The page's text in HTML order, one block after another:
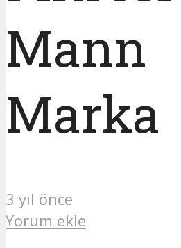
Mann
Marka
3 yıl önce
Yorum ekle